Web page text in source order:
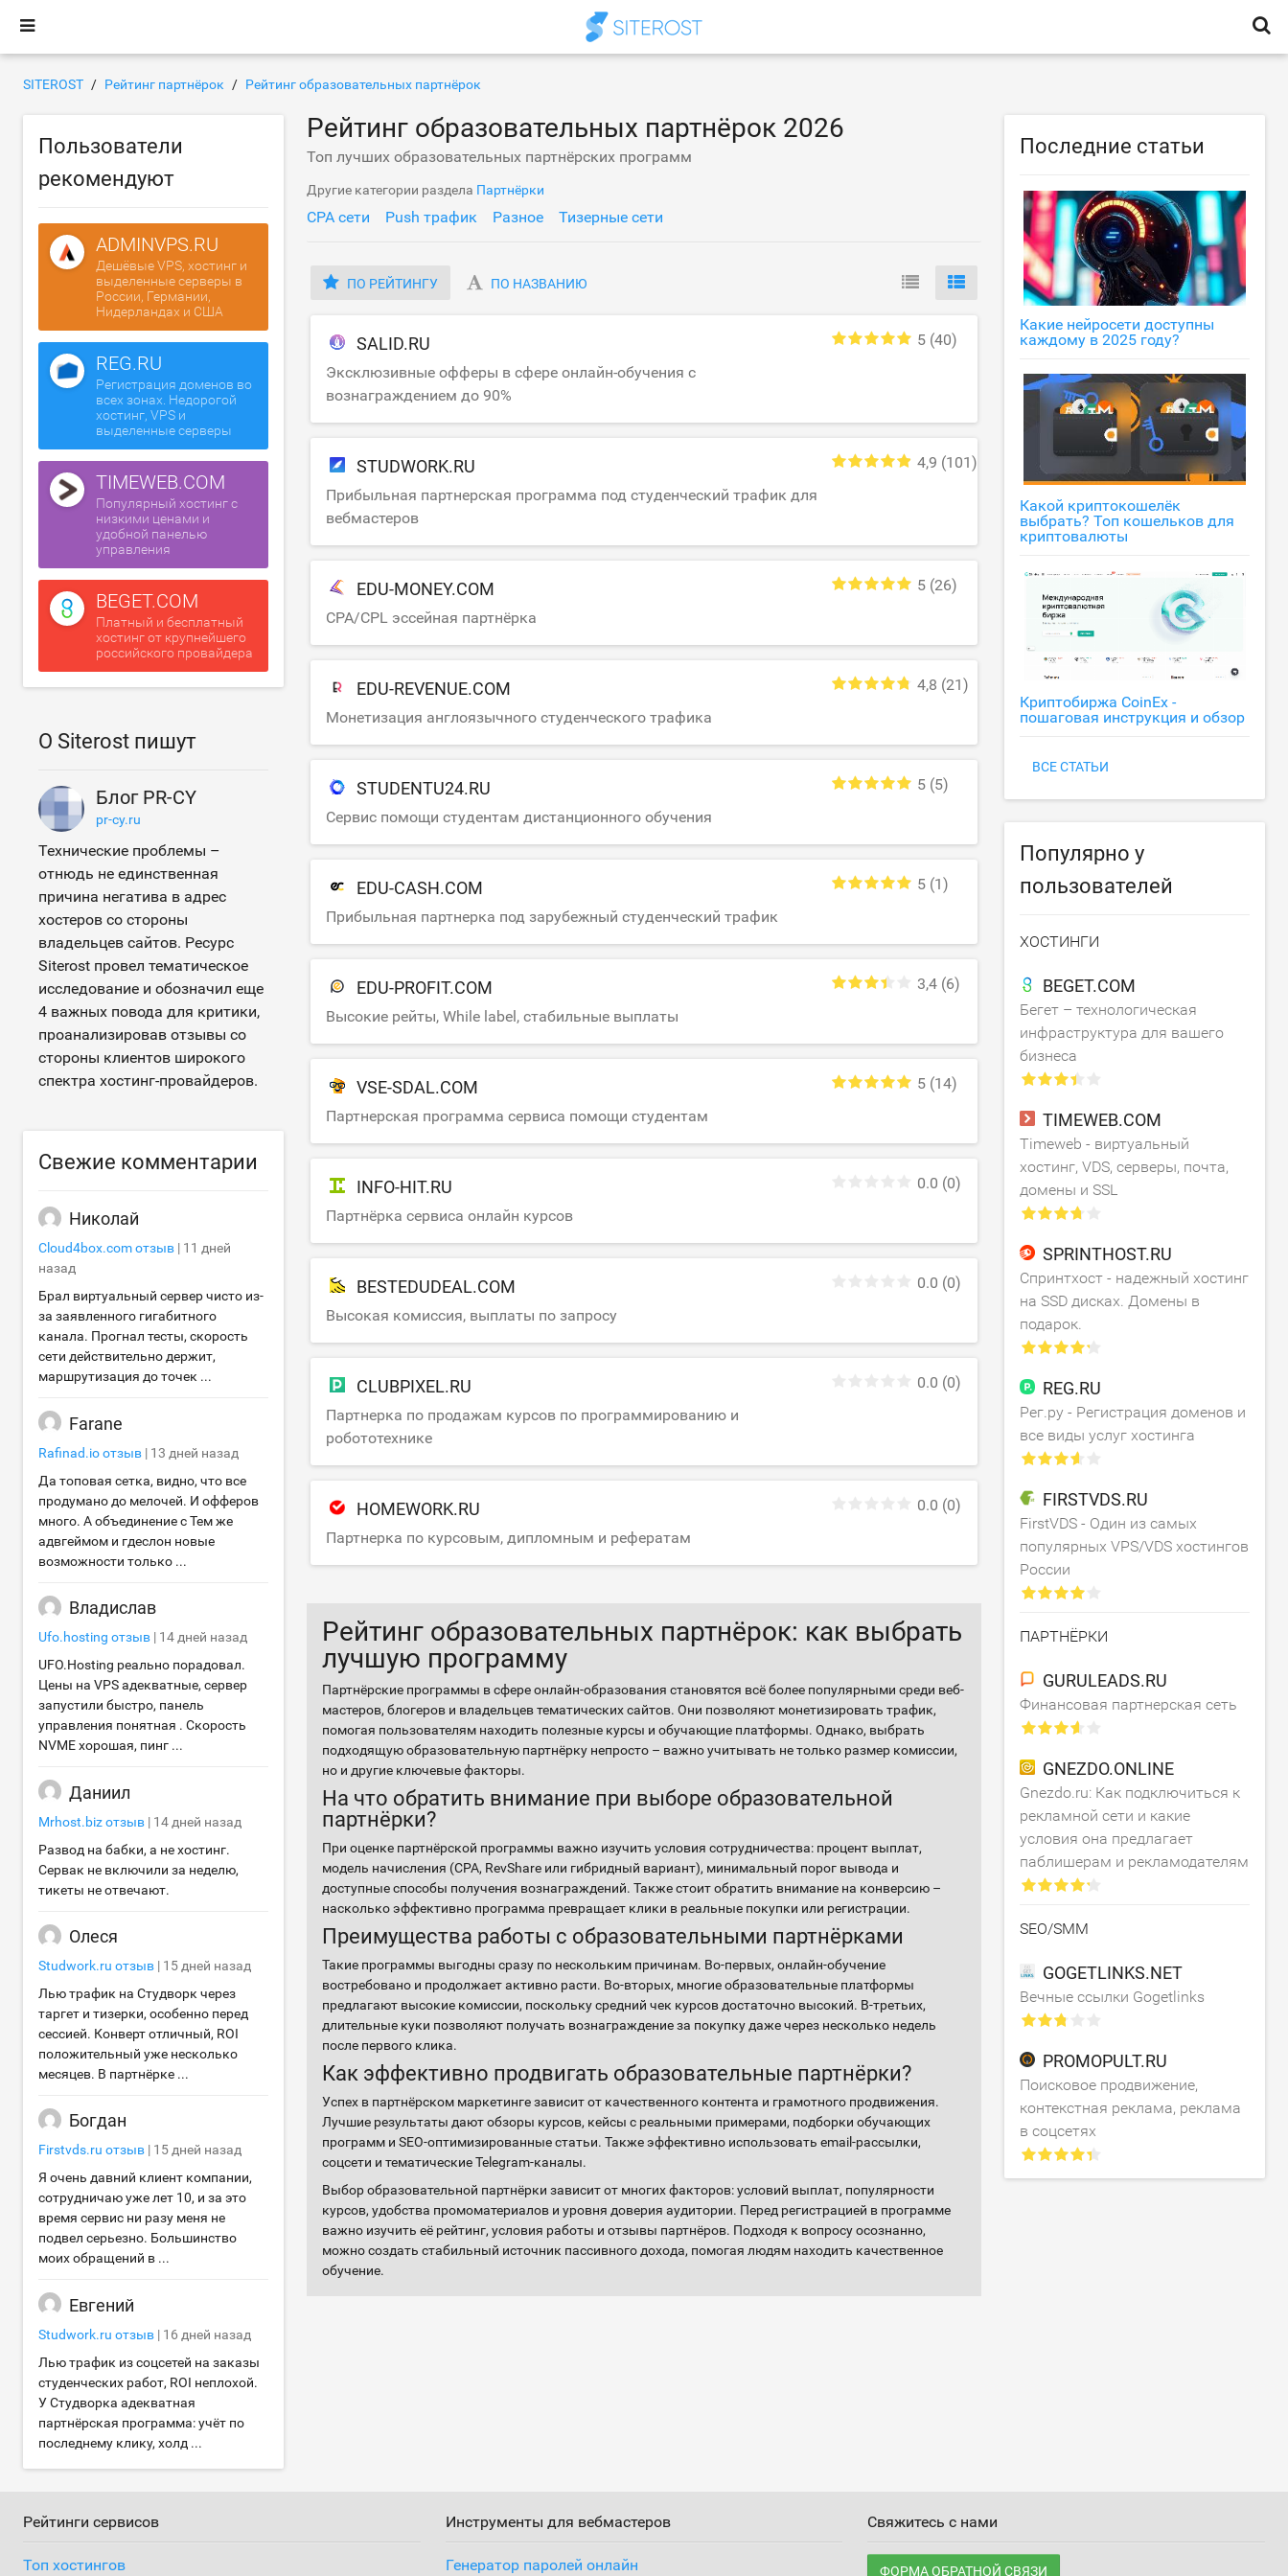
SITEROST Рейтинг партнёрок Рейтинг образовательных партнёрок
Рейтинг образовательных партнёрок 2026
Топ лучших образовательных партнёрских программ
Другие категории раздела Партнёрки
CPA сети Push трафик Разное Тизерные сети
ПО РЕЙТИНГУ ПО НАЗВАНИЮ
SALID.RU
Эксклюзивные офферы в сфере онлайн-обучения с
вознаграждением до 90%
5 (40)
STUDWORK.RU
Прибыльная партнерская программа под студенческий трафик для
вебмастеров
4,9 (101)
EDU-MONEY.COM
CPA/CPL эссейная партнёрка
5 (26)
EDU-REVENUE.COM
Монетизация англоязычного студенческого трафика
4,8 (21)
STUDENTU24.RU
Сервис помощи студентам дистанционного обучения
5 (5)
EDU-CASH.COM
Прибыльная партнерка под зарубежный студенческий трафик
5 (1)
EDU-PROFIT.COM
Высокие рейты, While label, стабильные выплаты
3,4 (6)
VSE-SDAL.COM
Партнерская программа сервиса помощи студентам
5 (14)
INFO-HIT.RU
Партнёрка сервиса онлайн курсов
0.0 (0)
BESTEDUDEAL.COM
Высокая комиссия, выплаты по запросу
0.0 (0)
CLUBPIXEL.RU
Партнерка по продажам курсов по программированию и
робототехнике
0.0 (0)
HOMEWORK.RU
Партнерка по курсовым, дипломным и рефератам
0.0 (0)
Рейтинг образовательных партнёрок: как выбрать
лучшую программу
Партнёрские программы в сфере онлайн-образования становятся всё более популярными среди веб-
мастеров, блогеров и владельцев тематических сайтов. Они позволяют монетизировать трафик,
помогая пользователям находить полезные курсы и обучающие платформы. Однако, выбрать
подходящую образовательную партнёрку непросто – важно учитывать не только размер комиссии,
но и другие ключевые факторы.
На что обратить внимание при выборе образовательной
партнёрки?
При оценке партнёрской программы важно изучить условия сотрудничества: процент выплат,
модель начисления (CPA, RevShare или гибридный вариант), минимальный порог вывода и
доступные способы получения вознаграждений. Также стоит обратить внимание на конверсию –
насколько эффективно программа превращает клики в реальные покупки или регистрации.
Преимущества работы с образовательными партнёрками
Такие программы выгодны сразу по нескольким причинам. Во-первых, онлайн-обучение
востребовано и продолжает активно расти. Во-вторых, многие образовательные платформы
предлагают высокие комиссии, поскольку средний чек курсов достаточно высокий. В-третьих,
длительные куки позволяют получать вознаграждение за покупку даже через несколько недель
после первого клика.
Как эффективно продвигать образовательные партнёрки?
Успех в партнёрском маркетинге зависит от качественного контента и грамотного продвижения.
Лучшие результаты дают обзоры курсов, кейсы с реальными примерами, подборки обучающих
программ и SEO-оптимизированные статьи. Также эффективно использовать email-рассылки,
соцсети и тематические Telegram-каналы.
Выбор образовательной партнёрки зависит от многих факторов: условий выплат, популярности
курсов, удобства промоматериалов и уровня доверия аудитории. Перед регистрацией в программе
важно изучить её рейтинг, условия работы и отзывы партнёров. Подходя к вопросу осознанно,
можно создать стабильный источник пассивного дохода, помогая людям находить качественное
обучение.
Пользователи
рекомендуют
ADMINVPS.RU
Дешёвые VPS, хостинг и
выделенные серверы в
России, Германии,
Нидерландах и США
REG.RU
Регистрация доменов во
всех зонах. Недорогой
хостинг, VPS и
выделенные серверы
TIMEWEB.COM
Популярный хостинг с
низкими ценами и
удобной панелью
управления
BEGET.COM
Платный и бесплатный
хостинг от крупнейшего
российского провайдера
О Siterost пишут
Блог PR-CY
pr-cy.ru
Технические проблемы –
отнюдь не единственная
причина негатива в адрес
хостеров со стороны
владельцев сайтов. Ресурс
Siterost провел тематическое
исследование и обозначил еще
4 важных повода для критики,
проанализировав отзывы со
стороны клиентов широкого
спектра хостинг-провайдеров.
Свежие комментарии
Николай
Cloud4box.comотзыв | 11 дней
назад
Брал виртуальный сервер чисто из-
за заявленного гигабитного
канала. Прогнал тесты, скорость
сети действительно держит,
маршрутизация до точек ...
Farane
Rafinad.ioотзыв | 13 дней назад
Да топовая сетка, видно, что все
продумано до мелочей. И офферов
много. А объединение с Тем же
адвгеймом и гдеслон новые
возможности только ...
Владислав
Ufo.hosting отзыв | 14 дней назад
UFO.Hosting реально порадовал.
Цены на VPS адекватные, сервер
запустили быстро, панель
управления понятная . Скорость
NVME хорошая, пинг ...
Даниил
Mrhost.bizотзыв | 14 дней назад
Развод на бабки, а не хостинг.
Сервак не включили за неделю,
тикеты не отвечают.
Олеся
Studwork.ru отзыв | 15 дней назад
Лью трафик на Студворк через
таргет и тизерки, особенно перед
сессией. Конверт отличный, ROI
положительный уже несколько
месяцев. В партнёрке ...
Богдан
Firstvds.ru отзыв | 15 дней назад
Я очень давний клиент компании,
сотрудничаю уже лет 10, и за это
время сервис ни разу меня не
подвел серьезно. Большинство
моих обращений в ...
Евгений
Studwork.ru отзыв | 16 дней назад
Лью трафик из соцсетей на заказы
студенческих работ, ROI неплохой.
У Студворка адекватная
партнёрская программа: учёт по
последнему клику, холд ...
Последние статьи
Какие нейросети доступны
каждому в 2025 году?
Какой криптокошелёк
выбрать? Топ кошельков для
криптовалюты
Криптобиржа CoinEx -
пошаговая инструкция и обзор
ВСЕ СТАТЬИ
Популярно у
пользователей
ХОСТИНГИ
BEGET.COM
Бегет – технологическая
инфраструктура для вашего
бизнеса
TIMEWEB.COM
Timeweb - виртуальный
хостинг, VDS, серверы, почта,
домены и SSL
SPRINTHOST.RU
Спринтхост - надежный хостинг
на SSD дисках. Домены в
подарок.
REG.RU
Рег.ру - Регистрация доменов и
все виды услуг хостинга
FIRSTVDS.RU
FirstVDS - Один из самых
популярных VPS/VDS хостингов
России
ПАРТНЁРКИ
GURULEADS.RU
Финансовая партнерская сеть
GNEZDO.ONLINE
Gnezdo.ru: Как подключиться к
рекламной сети и какие
условия она предлагает
паблишерам и рекламодателям
SEO/SMM
GOGETLINKS.NET
Вечные ссылки Gogetlinks
PROMOPULT.RU
Поисковое продвижение,
контекстная реклама, реклама
в соцсетях
Рейтинги сервисов
Топ хостингов
Инструменты для вебмастеров
Генератор паролей онлайн
Свяжитесь с нами
ФОРМА ОБРАТНОЙ СВЯЗИ